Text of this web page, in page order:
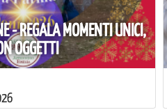
- REGALA MOMENTI UNICI,
OGGETTI